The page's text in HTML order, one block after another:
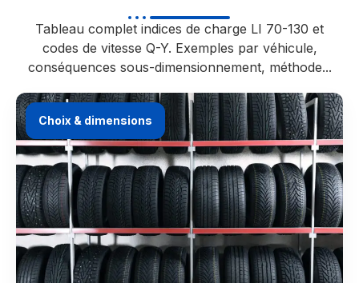
Tableau complet indices de charge LI 70-130 et
codes de vitesse Q-Y. Exemples par véhicule,
conséquences sous-dimensionnement, méthode...
Choix & dimensions